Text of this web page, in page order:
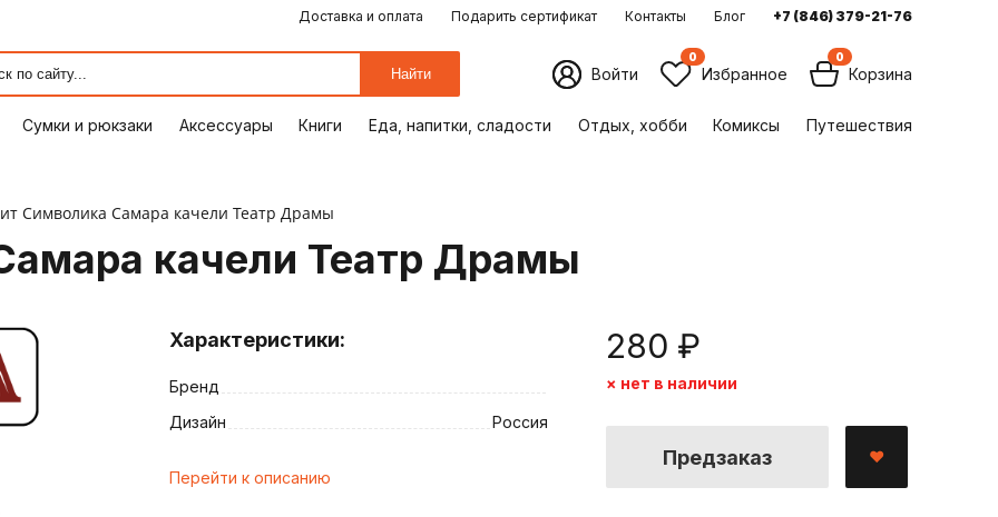
Доставка и оплата Подарить сертификат Контакты Блог +7 (846) 379-21-76
Найти Войти
0
Избранное
0
Корзина
Сумки и рюкзаки Аксессуары Книги Еда, напитки, сладости Отдых, хобби Комиксы Путешествия
ПОДАРКИ
СУМКИ И РЮКЗАКИ
АКСЕССУАРЫ
ЕДА, НАПИТКИ, СЛАДОСТИ
ОТДЫХ, ХОББИ
КОМИКСЫ
ПУТЕШЕСТВИЯ
Символика Самара качели Театр Драмы
качели Театр Драмы
Характеристики:
Бренд
Дизайн
Россия
Перейти к описанию
280 ₽
× нет в наличии
Предзаказ